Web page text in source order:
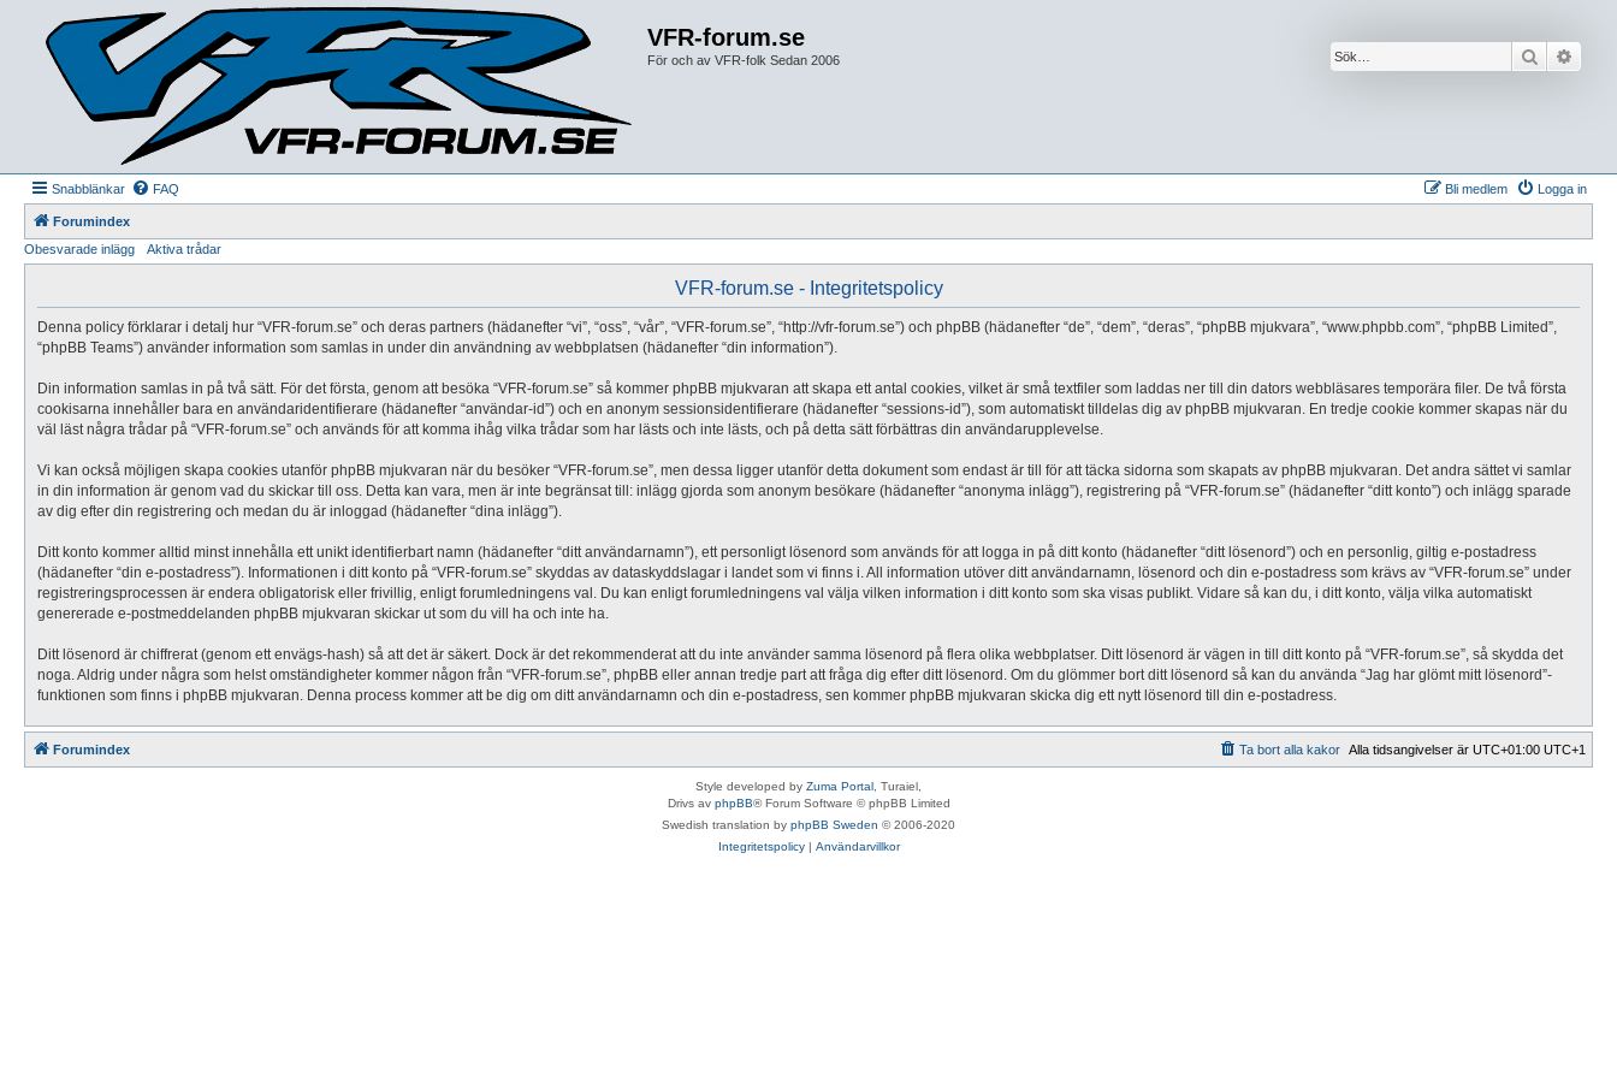
VFR-forum.se
För och av VFR-folk Sedan 2006 Sök
Snabblänkar FAQ Logga in
Bli medlem
Forumindex
Obesvarade inlägg
Aktiva trådar
VFR-forum.se - Integritetspolicy
Denna policy förklarar i detalj hur “VFR-forum.se” och deras partners (hädanefter “vi”, “oss”, “vår”, “VFR-forum.se”, “http://vfr-forum.se”) och phpBB (hädanefter “de”, “dem”, “deras”, “phpBB mjukvara”, “www.phpbb.com”, “phpBB Limited”,
“phpBB Teams”) använder information som samlas in under din användning av webbplatsen (hädanefter “din information”).
Din information samlas in på två sätt. För det första, genom att besöka “VFR-forum.se” så kommer phpBB mjukvaran att skapa ett antal cookies, vilket är små textfiler som laddas ner till din dators webbläsares temporära filer. De två första
cookisarna innehåller bara en användaridentifierare (hädanefter “användar-id”) och en anonym sessionsidentifierare (hädanefter “sessions-id”), som automatiskt tilldelas dig av phpBB mjukvaran. En tredje cookie kommer skapas när du
väl läst några trådar på “VFR-forum.se” och används för att komma ihåg vilka trådar som har lästs och inte lästs, och på detta sätt förbättras din användarupplevelse.
Vi kan också möjligen skapa cookies utanför phpBB mjukvaran när du besöker “VFR-forum.se”, men dessa ligger utanför detta dokument som endast är till för att täcka sidorna som skapats av phpBB mjukvaran. Det andra sättet vi samlar
in din information är genom vad du skickar till oss. Detta kan vara, men är inte begränsat till: inlägg gjorda som anonym besökare (hädanefter “anonyma inlägg”), registrering på “VFR-forum.se” (hädanefter “ditt konto”) och inlägg sparade
av dig efter din registrering och medan du är inloggad (hädanefter “dina inlägg”).
Ditt konto kommer alltid minst innehålla ett unikt identifierbart namn (hädanefter “ditt användarnamn”), ett personligt lösenord som används för att logga in på ditt konto (hädanefter “ditt lösenord”) och en personlig, giltig e-postadress
(hädanefter “din e-postadress”). Informationen i ditt konto på “VFR-forum.se” skyddas av dataskyddslagar i landet som vi finns i. All information utöver ditt användarnamn, lösenord och din e-postadress som krävs av “VFR-forum.se” under
registreringsprocessen är endera obligatorisk eller frivillig, enligt forumledningens val. Du kan enligt forumledningens val välja vilken information i ditt konto som ska visas publikt. Vidare så kan du, i ditt konto, välja vilka automatiskt
genererade e-postmeddelanden phpBB mjukvaran skickar ut som du vill ha och inte ha.
Ditt lösenord är chiffrerat (genom ett envägs-hash) så att det är säkert. Dock är det rekommenderat att du inte använder samma lösenord på flera olika webbplatser. Ditt lösenord är vägen in till ditt konto på “VFR-forum.se”, så skydda det
noga. Aldrig under några som helst omständigheter kommer någon från “VFR-forum.se”, phpBB eller annan tredje part att fråga dig efter ditt lösenord. Om du glömmer bort ditt lösenord så kan du använda “Jag har glömt mitt lösenord”-
funktionen som finns i phpBB mjukvaran. Denna process kommer att be dig om ditt användarnamn och din e-postadress, sen kommer phpBB mjukvaran skicka dig ett nytt lösenord till din e-postadress.
Forumindex Alla tidsangivelser är UTC+01:00 UTC+1
Ta bort alla kakor
Style developed by Zuma Portal , Turaiel,
Drivs av phpBB® Forum Software © phpBB Limited
Swedish translation by phpBB Sweden © 2006-2020
Integritetspolicy| Användarvillkor